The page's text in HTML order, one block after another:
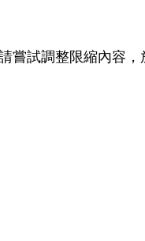
試調整限縮內容，